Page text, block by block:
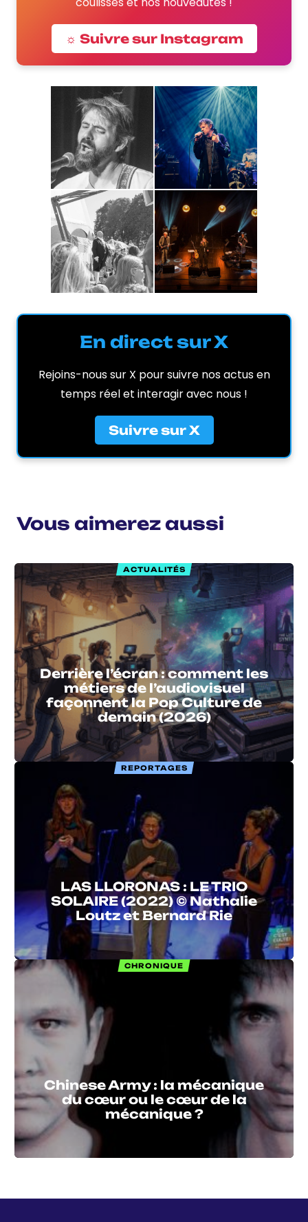
☼ Suivre sur Instagram
En direct sur X
Rejoins-nous sur X pour suivre nos actus en
temps réel et interagir avec nous !
Suivre sur X
Vous aimerez aussi
ACTUALITÉS
Derrière l’écran : comment les
métiers de l’audiovisuel
façonnent la Pop Culture de
demain (2026)
REPORTAGES
LAS LLORONAS : LE TRIO
SOLAIRE (2022) © Nathalie
Loutz et Bernard Rie
CHRONIQUE
Chinese Army : la mécanique
du cœur ou le cœur de la
mécanique ?